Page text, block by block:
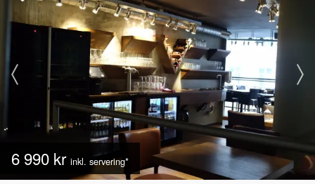
6 990 kr inkl. servering*